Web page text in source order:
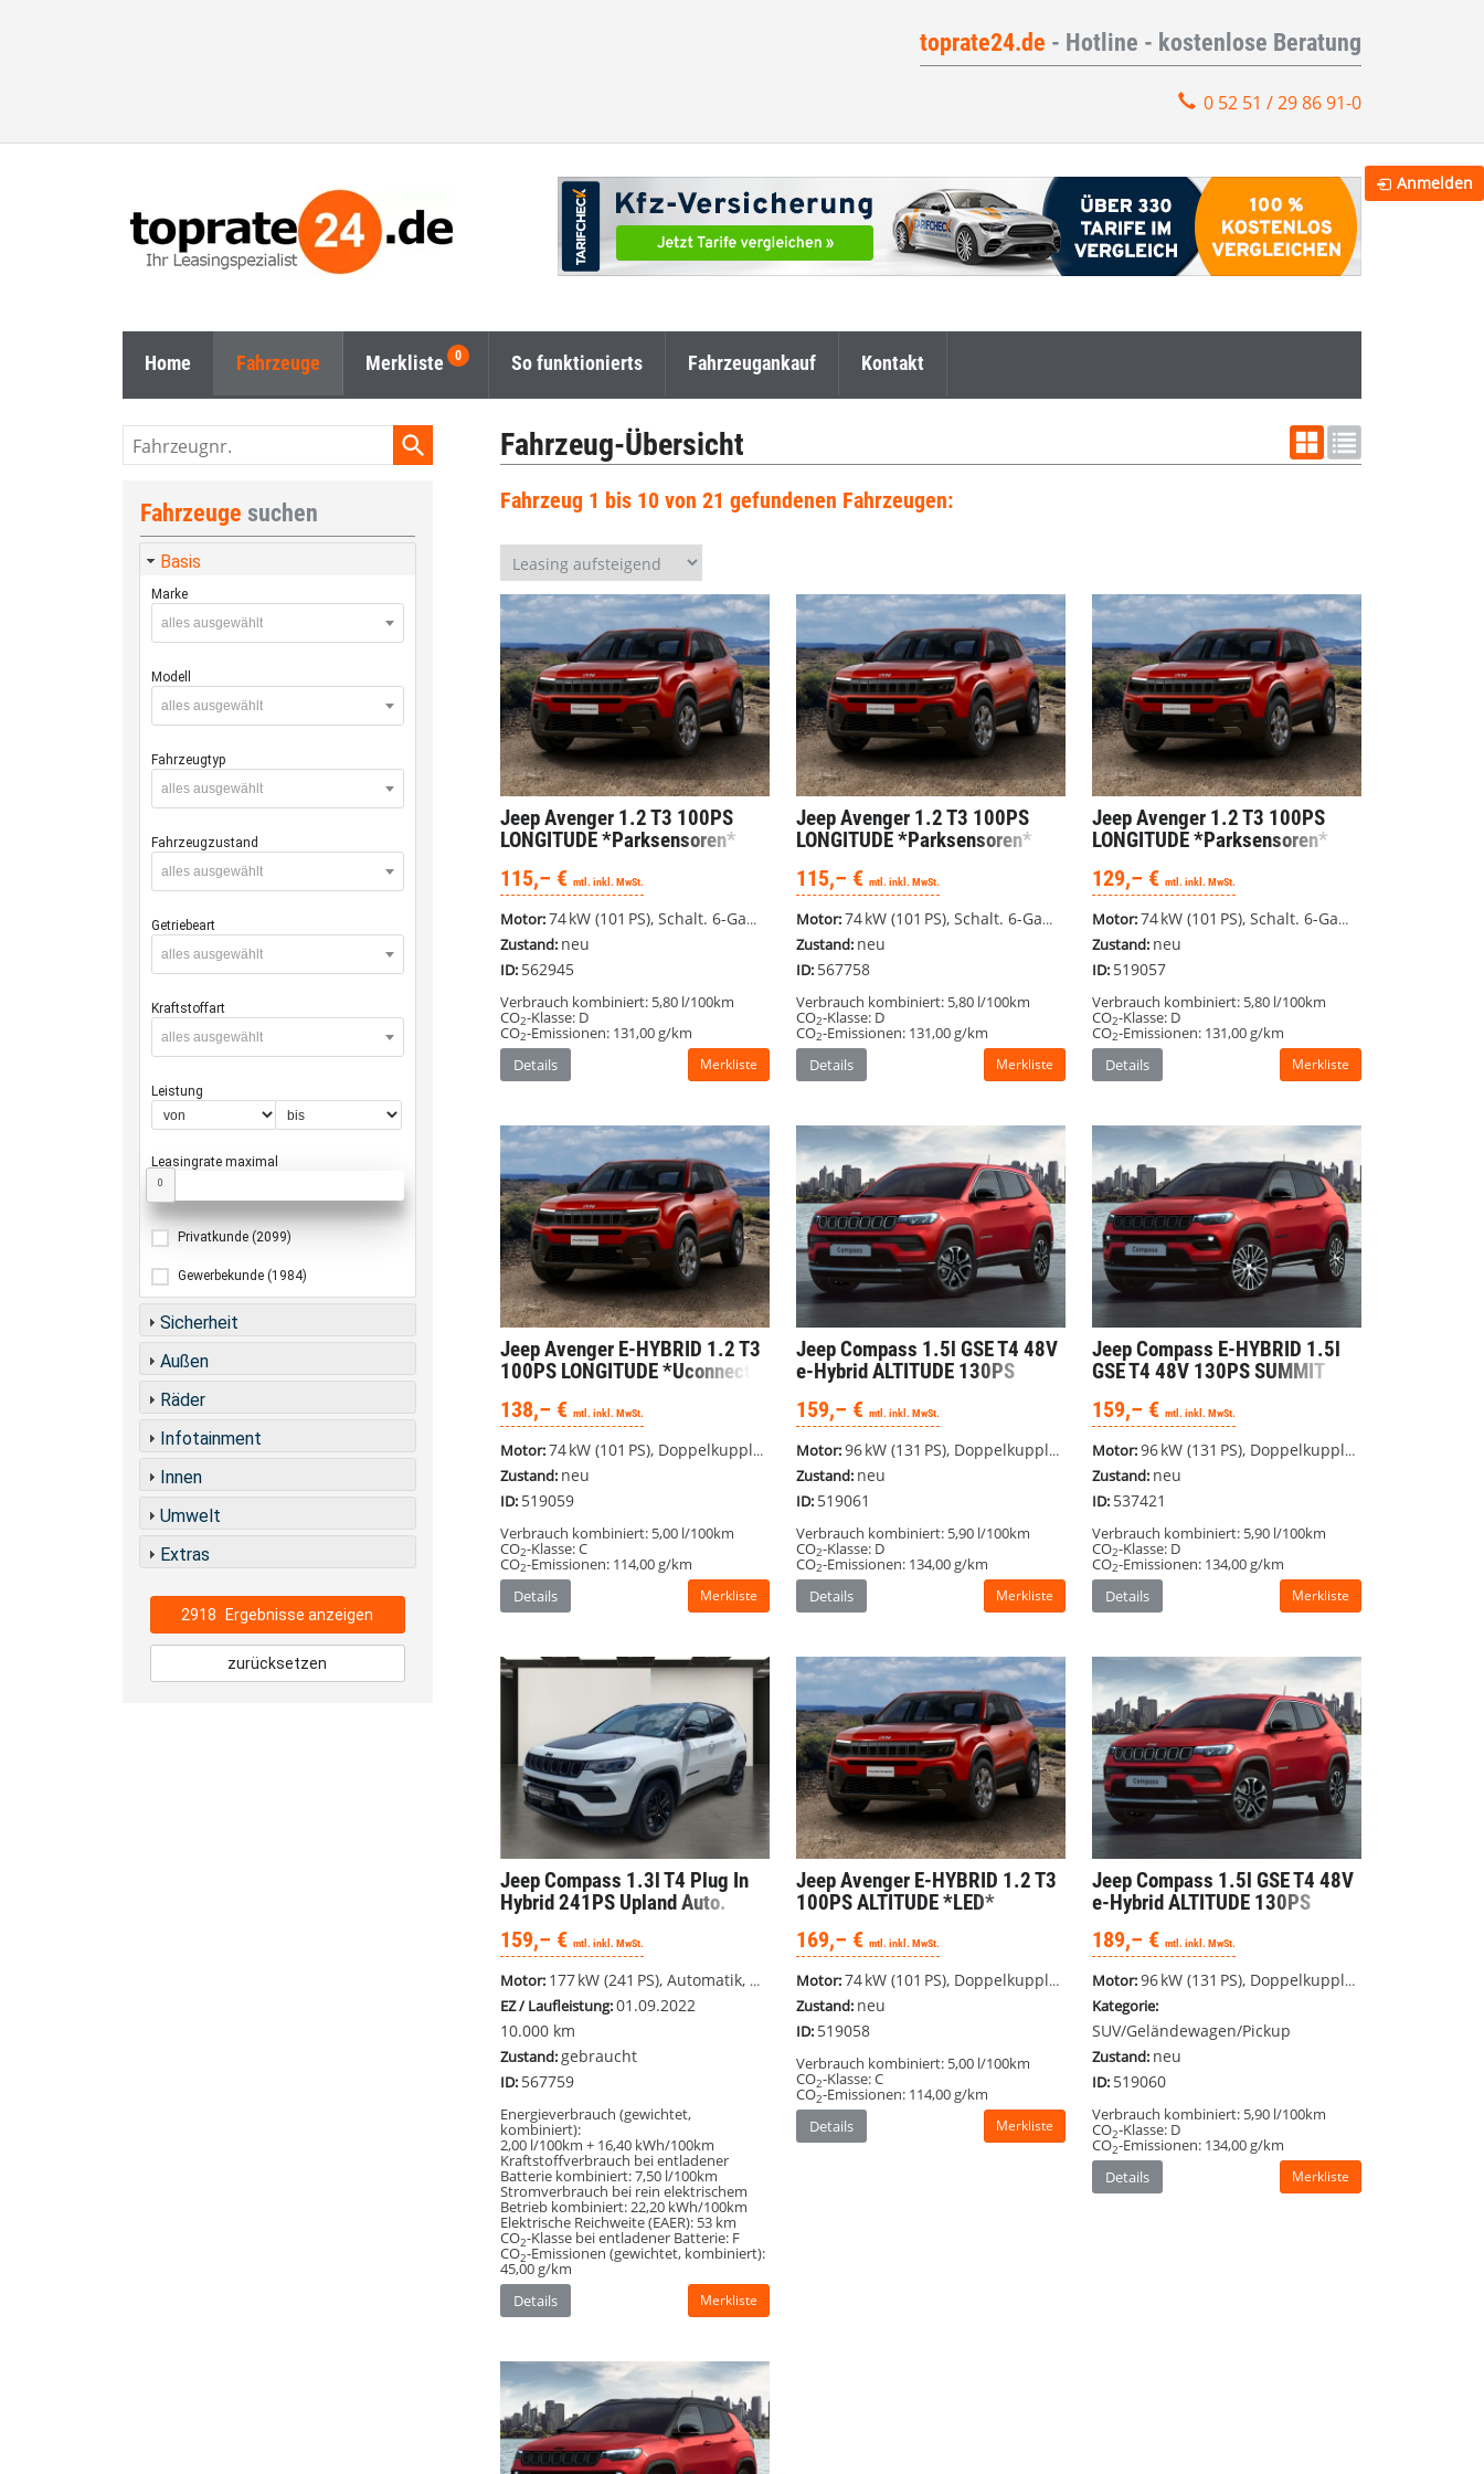
toprate24.de - Hotline - kostenlose Beratung
0 52 51 / 29 86 91-0
Home Fahrzeuge Merkliste So funktionierts Fahrzeugankauf Kontakt
Fahrzeug-Übersicht
Fahrzeug 1 bis 10 von 21 gefundenen Fahrzeugen:
Jeep Avenger 1.2 T3 100PS
LONGITUDE *Parksensoren*
115,– € mtl. inkl. MwSt.
Motor:74 kW (101 PS), Schalt. 6-Gang, Frontantrieb
Zustand: neu
ID: 562945
Verbrauch kombiniert: 5,80 l/100km
CO2-Klasse: D
CO2-Emissionen: 131,00 g/km
Details
Merkliste
Jeep Avenger 1.2 T3 100PS
LONGITUDE *Parksensoren*
115,– € mtl. inkl. MwSt.
Motor:74 kW (101 PS), Schalt. 6-Gang, Frontantrieb
Zustand: neu
ID: 567758
Verbrauch kombiniert: 5,80 l/100km
CO2-Klasse: D
CO2-Emissionen: 131,00 g/km
Details
Merkliste
Jeep Avenger 1.2 T3 100PS
LONGITUDE *Parksensoren*
129,– € mtl. inkl. MwSt.
Motor:74 kW (101 PS), Schalt. 6-Gang, Frontantrieb
Zustand: neu
ID: 519057
Verbrauch kombiniert: 5,80 l/100km
CO2-Klasse: D
CO2-Emissionen: 131,00 g/km
Details
Merkliste
Jeep Avenger E-HYBRID 1.2 T3
100PS LONGITUDE *Uconnect*
138,– € mtl. inkl. MwSt.
Motor:74 kW (101 PS), Doppelkupplungsgetriebe (DSG), Frontantrieb
Zustand: neu
ID: 519059
Verbrauch kombiniert: 5,00 l/100km
CO2-Klasse:C
CO2-Emissionen: 114,00 g/km
Details
Merkliste
Jeep Compass 1.5l GSE T4 48V
e-Hybrid ALTITUDE 130PS
159,– € mtl. inkl. MwSt.
Motor:96 kW (131 PS), Doppelkupplungsgetriebe (DSG), Frontantrieb
Zustand: neu
ID: 519061
Verbrauch kombiniert: 5,90 l/100km
CO2-Klasse: D
CO2-Emissionen: 134,00 g/km
Details
Merkliste
Jeep Compass E-HYBRID 1.5l
GSE T4 48V 130PS SUMMIT
159,– € mtl. inkl. MwSt.
Motor:96 kW (131 PS), Doppelkupplungsgetriebe (DSG), Frontantrieb
Zustand: neu
ID: 537421
Verbrauch kombiniert: 5,90 l/100km
CO2-Klasse: D
CO2-Emissionen: 134,00 g/km
Details
Merkliste
Jeep Compass 1.3l T4 Plug In
Hybrid 241PS Upland Auto.
159,– € mtl. inkl. MwSt.
Motor: 177 kW (241 PS), Automatik, Allrad
EZ / Laufleistung:01.09.2022
10.000 km
Zustand:gebraucht
ID: 567759
Energieverbrauch (gewichtet,
kombiniert):
2,00 l/100km + 16,40 kWh/100km
Kraftstoffverbrauch bei entladener
Batterie kombiniert:7,50 l/100km
Stromverbrauch bei rein elektrischem
Betrieb kombiniert:22,20 kWh/100km
Elektrische Reichweite (EAER): 53 km
CO2-Klasse bei entladener Batterie: F
CO2-Emissionen (gewichtet, kombiniert):
45,00 g/km
Details
Merkliste
Jeep Avenger E-HYBRID 1.2 T3
100PS ALTITUDE *LED*
169,– € mtl. inkl. MwSt.
Motor:74 kW (101 PS), Doppelkupplungsgetriebe (DSG), Frontantrieb
Zustand: neu
ID: 519058
Verbrauch kombiniert: 5,00 l/100km
CO2-Klasse:C
CO2-Emissionen: 114,00 g/km
Details
Merkliste
Jeep Compass 1.5l GSE T4 48V
e-Hybrid ALTITUDE 130PS
189,– € mtl. inkl. MwSt.
Motor:96 kW (131 PS), Doppelkupplungsgetriebe (DSG), Frontantrieb
Kategorie:
SUV/Geländewagen/Pickup
Zustand: neu
ID: 519060
Verbrauch kombiniert: 5,90 l/100km
CO2-Klasse: D
CO2-Emissionen: 134,00 g/km
Details
Merkliste
Fahrzeugnr.
Fahrzeuge suchen
Basis
Marke
alles ausgewählt
Modell
alles ausgewählt
Fahrzeugtyp
alles ausgewählt
Fahrzeugzustand
alles ausgewählt
Getriebeart
alles ausgewählt
Kraftstoffart
alles ausgewählt
Leistung
Leasingrate maximal
0
Privatkunde (2099)
Gewerbekunde (1984)
Sicherheit
Außen
Räder
Infotainment
Innen
Umwelt
Extras
2918 Ergebnisse anzeigen
zurücksetzen
Anmelden